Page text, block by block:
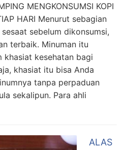
MENGKONSUMSI KOPI
HARI Menurut sebagian
sebelum dikonsumsi,
terbaik. Minuman itu
khasiat kesehatan bagi
khasiat itu bisa Anda
tanpa perpaduan
sekalipun. Para ahli
ALAS